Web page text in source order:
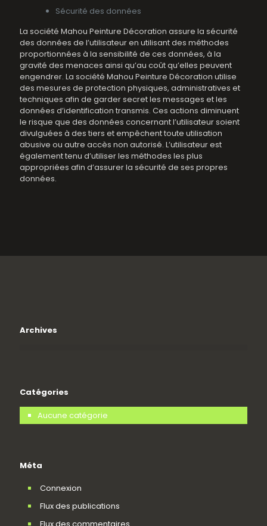
Sécurité des données
La société Mahou Peinture Décoration assure la sécurité
des données de l’utilisateur en utilisant des méthodes
proportionnées à la sensibilité de ces données, à la
gravité des menaces ainsi qu’au coût qu’elles peuvent
engendrer. La société Mahou Peinture Décoration utilise
des mesures de protection physiques, administratives et
techniques afin de garder secret les messages et les
données d’identification transmis. Ces actions diminuent
le risque que des données concernant l’utilisateur soient
divulguées à des tiers et empêchent toute utilisation
abusive ou autre accès non autorisé. L’utilisateur est
également tenu d’utiliser les méthodes les plus
appropriées afin d’assurer la sécurité de ses propres
données.
Archives
Catégories
Aucune catégorie
Méta
Connexion
Flux des publications